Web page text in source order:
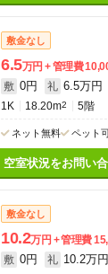
敷金なし
6.5万円 管理費
敷 0円 礼 6.5万円
1K 18.20m2 5階
ネット無料 ペット
空室状況をお問い
敷金なし
10.2万円 管理費
敷 0円 礼 10.2万円